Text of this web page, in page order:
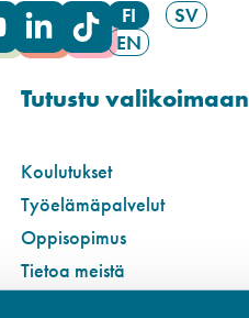
FI
SV
EN
Tutustu valikoimaan
Koulutukset
Työelämäpalvelut
Oppisopimus
Tietoa meistä